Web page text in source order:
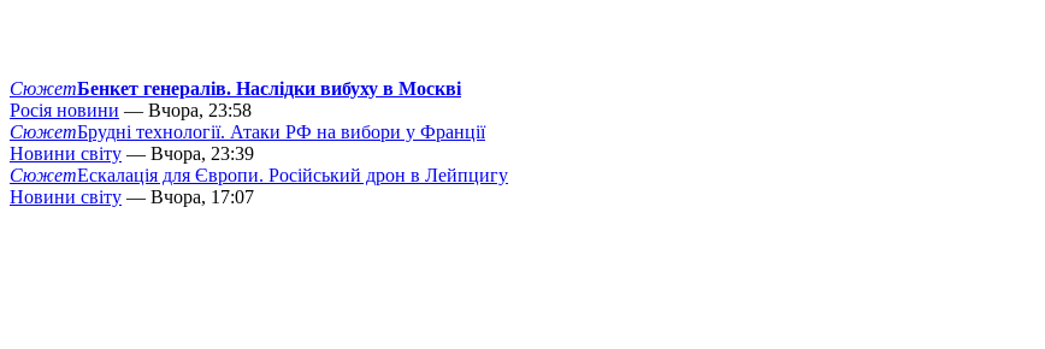
СюжетБенкет генералів. Наслідки вибуху в Москві
Росія новини — Вчора, 23:58
СюжетБрудні технології. Атаки РФ на вибори у Франції
Новини світу — Вчора, 23:39
СюжетЕскалація для Європи. Російський дрон в Лейпцигу
Новини світу — Вчора, 17:07